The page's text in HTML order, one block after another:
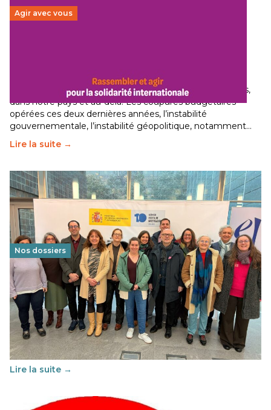
Agir avec vous
Le secteur humanitaire connaît des difficultés profondes,
dans notre pays et au-delà. Les coupures budgétaires
opérées ces deux dernières années, l’instabilité
gouvernementale, l’instabilité géopolitique, notamment…
Lire la suite →
Nos dossiers
Éducation au vivre-ensemble : un échange croisé
franco-espagnol pour changer d’approche
29 juin 2026-National
Cette année, l'UNSA Éducation a mené un projet Erasmus
soutenu par l'union Européenne et centré sur l'éducation
au vivre-ensemble : quelles différences entre la France…
Lire la suite →